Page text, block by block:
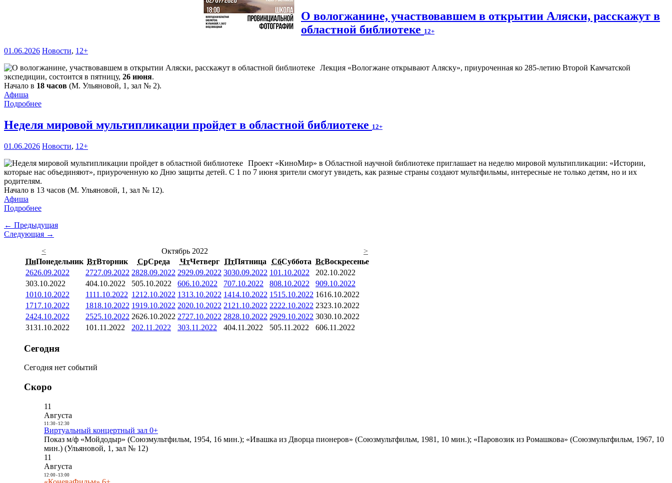
О вологжанине, участвовавшем в открытии Аляски, расскажут в
областной библиотеке 12+
01.06.2026 Новости, 12+
Лекция «Вологжане открывают Аляску», приуроченная ко 285-летию Второй Камчатской
экспедиции, состоится в пятницу, 26 июня.
Начало в 18 часов (М. Ульяновой, 1, зал № 2).
Афиша
Подробнее
Неделя мировой мультипликации пройдет в областной библиотеке 12+
01.06.2026 Новости, 12+
Проект «КиноМир» в Областной научной библиотеке приглашает на неделю мировой мультипликации: «Истории,
которые нас объединяют», приуроченную ко Дню защиты детей. С 1 по 7 июня зрители смогут увидеть, как разные страны создают мультфильмы, интересные не только детям, но и их
родителям.
Начало в 13 часов (М. Ульяновой, 1, зал № 12).
Афиша
Подробнее
← Предыдущая
Следующая →
<
Октябрь 2022
>
ПнПонедельник ВтВторник СрСреда ЧтЧетверг ПтПятница СбСуббота ВсВоскресенье
2626.09.2022 2727.09.2022 2828.09.2022 2929.09.2022 3030.09.2022 101.10.2022 202.10.2022
303.10.2022 404.10.2022 505.10.2022 606.10.2022 707.10.2022 808.10.2022 909.10.2022
1010.10.2022 1111.10.2022 1212.10.2022 1313.10.2022 1414.10.2022 1515.10.2022 1616.10.2022
1717.10.2022 1818.10.2022 1919.10.2022 2020.10.2022 21 21.10.2022 2222.10.2022 2323.10.2022
2424.10.2022 2525.10.2022 2626.10.2022 2727.10.2022 2828.10.2022 2929.10.2022 3030.10.2022
3131.10.2022 101.11.2022 202.11.2022 303.11.2022 404.11.2022 505.11.2022 606.11.2022
Сегодня
Сегодня нет событий
Скоро
11
Августа
11:30- 12:30
Виртуальный концертный зал 0+
Показ м/ф «Мойдодыр» (Союзмультфильм, 1954, 16 мин.); «Ивашка из Дворца пионеров» (Союзмультфильм, 1981, 10 мин.); «Паровозик из Ромашкова» (Союзмультфильм, 1967, 10
мин.) (Ульяновой, 1, зал № 12)
11
Августа
12:00- 13:00